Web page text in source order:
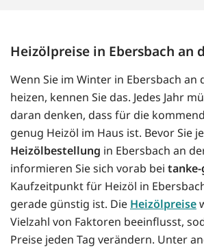
Heizölpreise in Ebersbach an
Wenn Sie im Winter in Ebersbach an
heizen, kennen Sie das. Jedes Jahr
daran denken, dass für die
genug Heizöl im Haus ist. Bevor Sie
Heizölbestellung in Ebersbach an
informieren Sie sich vorab bei
Kaufzeitpunkt für Heizöl in
gerade günstig ist. Die Heizölpreise
Vielzahl von Faktoren beeinflusst,
Preise jeden Tag verändern. Unter